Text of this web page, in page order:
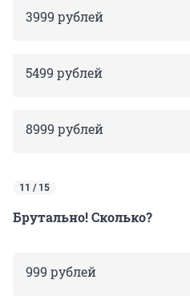
3999 рублей
5499 рублей
8999 рублей
11 / 15
Брутально! Сколько?
999 рублей